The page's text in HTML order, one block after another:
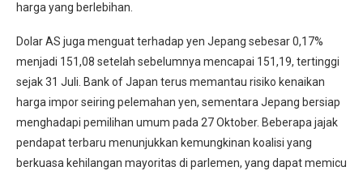
harga yang berlebihan.
Dolar AS juga menguat terhadap yen Jepang sebesar 0,17%
menjadi 151,08 setelah sebelumnya mencapai 151,19, tertinggi
sejak 31 Juli. Bank of Japan terus memantau risiko kenaikan
harga impor seiring pelemahan yen, sementara Jepang bersiap
menghadapi pemilihan umum pada 27 Oktober. Beberapa jajak
pendapat terbaru menunjukkan kemungkinan koalisi yang
berkuasa kehilangan mayoritas di parlemen, yang dapat memicu